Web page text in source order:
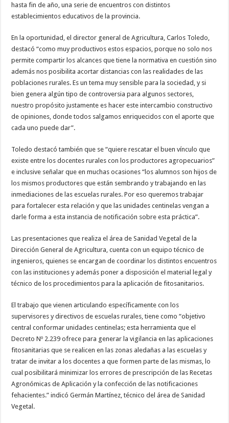
hasta fin de año, una serie de encuentros con distintos
establecimientos educativos de la provincia.
En la oportunidad, el director general de Agricultura, Carlos Toledo,
destacó “como muy productivos estos espacios, porque no solo nos
permite compartir los alcances que tiene la normativa en cuestión sino
además nos posibilita acortar distancias con las realidades de las
poblaciones rurales. Es un tema muy sensible para la sociedad, y si
bien genera algún tipo de controversia para algunos sectores,
nuestro propósito justamente es hacer este intercambio constructivo
de opiniones, donde todos salgamos enriquecidos con el aporte que
cada uno puede dar”.
Toledo destacó también que se “quiere rescatar el buen vínculo que
existe entre los docentes rurales con los productores agropecuarios”
e inclusive señalar que en muchas ocasiones “los alumnos son hijos de
los mismos productores que están sembrando y trabajando en las
inmediaciones de las escuelas rurales. Por eso queremos trabajar
para fortalecer esta relación y que las unidades centinelas vengan a
darle forma a esta instancia de notificación sobre esta práctica”.
Las presentaciones que realiza el área de Sanidad Vegetal de la
Dirección General de Agricultura, cuenta con un equipo técnico de
ingenieros, quienes se encargan de coordinar los distintos encuentros
con las instituciones y además poner a disposición el material legal y
técnico de los procedimientos para la aplicación de fitosanitarios.
El trabajo que vienen articulando específicamente con los
supervisores y directivos de escuelas rurales, tiene como “objetivo
central conformar unidades centinelas; esta herramienta que el
Decreto Nº 2.239 ofrece para generar la vigilancia en las aplicaciones
fitosanitarias que se realicen en las zonas aledañas a las escuelas y
tratar de invitar a los docentes a que formen parte de las mismas, lo
cual posibilitará minimizar los errores de prescripción de las Recetas
Agronómicas de Aplicación y la confección de las notificaciones
fehacientes.” indicó Germán Martínez, técnico del área de Sanidad
Vegetal.